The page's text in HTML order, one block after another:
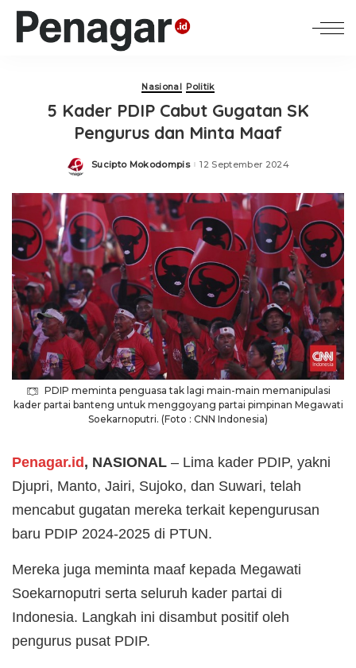
Nasional Politik
5 Kader PDIP Cabut Gugatan SK
Pengurus dan Minta Maaf
Posted
Sucipto Mokodompis 12 September 2024
PDIP meminta penguasa tak lagi main-main memanipulasi
kader partai banteng untuk menggoyang partai pimpinan Megawati
Soekarnoputri. (Foto : CNN Indonesia)
Penagar.id , NASIONAL – Lima kader PDIP, yakni
Djupri, Manto, Jairi, Sujoko, dan Suwari, telah
mencabut gugatan mereka terkait kepengurusan
baru PDIP 2024-2025 di PTUN.
Mereka juga meminta maaf kepada Megawati
Soekarnoputri serta seluruh kader partai di
Indonesia. Langkah ini disambut positif oleh
pengurus pusat PDIP.